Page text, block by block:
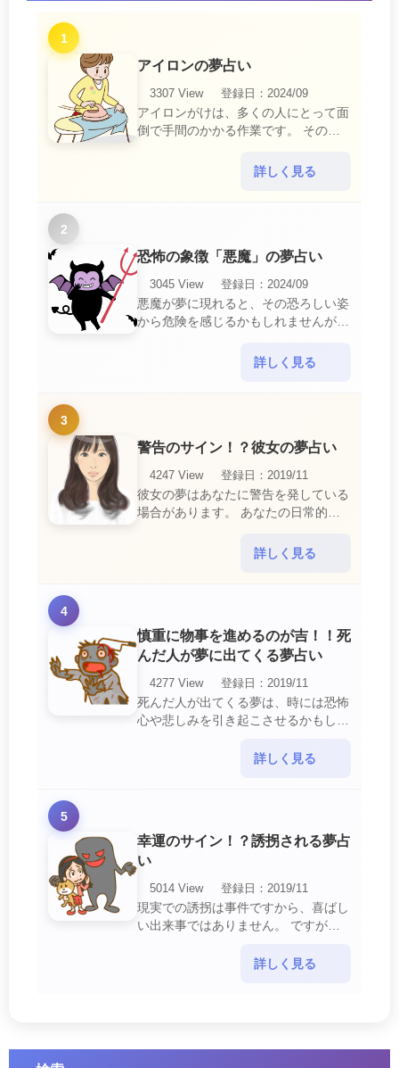
1
アイロンの夢占い
3307 View
登録日：2024/09
アイロンがけは、多くの人にとって面
倒で手間のかかる作業です。 そのた
中で感じるわずらわしさやストレスか
詳しく見る
2
恐怖の象徴「悪魔」の夢占い
3045 View
登録日：2024/09
悪魔が夢に現れると、その恐ろしい姿
から危険を感じるかもしれませんが、
詳しく見る
3
警告のサイン！？彼女の夢占い
4247 View
登録日：2019/11
彼女の夢はあなたに警告を発している
場合があります。 あなたの日常的な
詳しく見る
4
慎重に物事を進めるのが吉！！死
んだ人が夢に出てくる夢占い
4277 View
登録日：2019/11
死んだ人が出てくる夢は、時には恐怖
心や悲しみを引き起こさせるかもしれ
意して欲しいメッセージや警告を伝え
詳しく見る
5
幸運のサイン！？誘拐される夢占
い
5014 View
登録日：2019/11
現実での誘拐は事件ですから、喜ばし
い出来事ではありません。 ですが、
詳しく見る